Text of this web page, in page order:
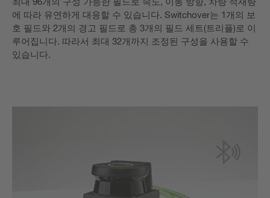
에 따라 유연하게 대응할 수 있습니다. Switchover는 1개의 보
호 필드와 2개의 경고 필드로 총 3개의 필드 세트(트리플)로 이
루어집니다. 따라서 최대 32개까지 조정된 구성을 사용할 수
있습니다.